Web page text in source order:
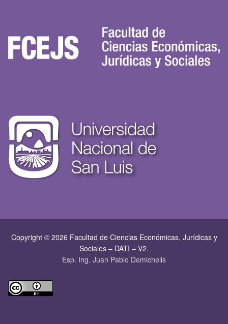
Copyright © 2026 Facultad de Ciencias Económicas, Jurí­dicas y
Sociales – DATI – V2.
Esp. Ing. Juan Pablo Demichelis